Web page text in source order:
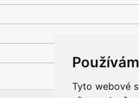
Tyto webové